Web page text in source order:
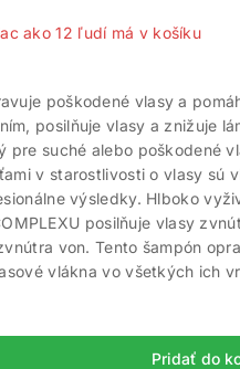
ako 12 ľudí má v košíku
poškodené vlasy a
posilňuje vlasy a znižuje
pre suché alebo poškodené
v starostlivosti o vlasy sú
výsledky. Hlboko
posilňuje vlasy
von. Tento šampón
vlákna vo všetkých ich
Pridať do